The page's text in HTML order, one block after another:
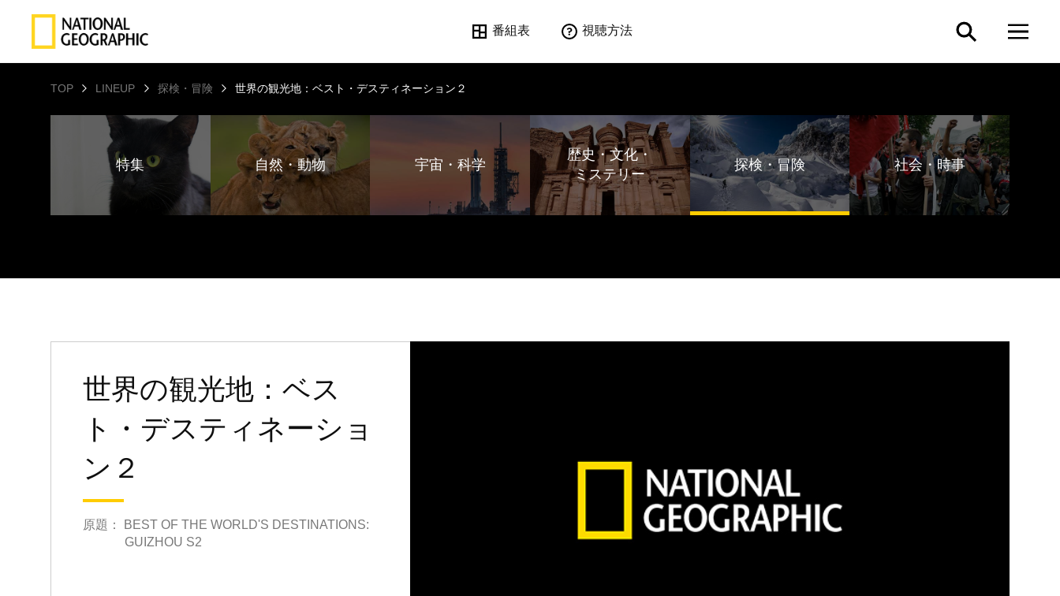
番組表 視聴方法
TOP LINEUP 探検・冒険 世界の観光地：ベスト・デスティネーション２
特集 自然・動物 宇宙・科学
歴史・文化・
ミステリー
探検・冒険 社会・時事
世界の観光地：ベス
ト・デスティネーショ
ン２
原題： BEST OF THE WORLD'S DESTINATIONS:
GUIZHOU S2